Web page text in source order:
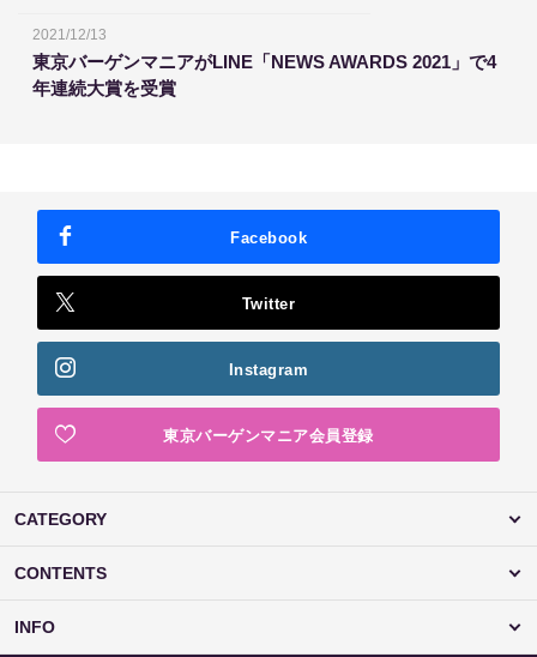
2021/12/13
東京バーゲンマニアがLINE「NEWS AWARDS 2021」で4
年連続大賞を受賞
Facebook
Twitter
Instagram
東京バーゲンマニア会員登録
CATEGORY
CONTENTS
INFO